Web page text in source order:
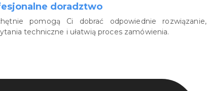
doradztwo
pomogą Ci dobrać odpowiednie rozwiązanie,
techniczne i ułatwią proces zamówienia.